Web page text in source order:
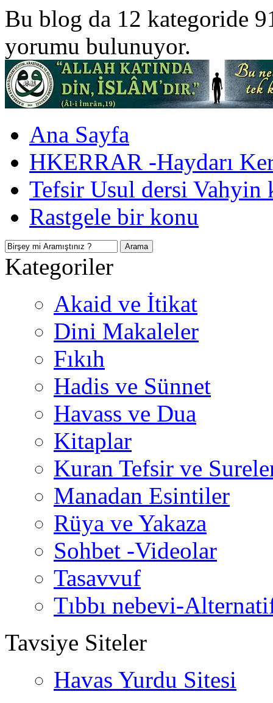
Bu blog da 12 kategoride
yorumu bulunuyor.
Ana Sayfa
HKERRAR -Haydarı
Tefsir Usul dersi Vahyin
Rastgele bir konu
Kategoriler
Akaid ve İtikat
Dini Makaleler
Fıkıh
Hadis ve Sünnet
Havass ve Dua
Kitaplar
Kuran Tefsir ve
Manadan Esintiler
Rüya ve Yakaza
Sohbet -Videolar
Tasavvuf
Tıbbı nebevi-
Tavsiye Siteler
Havas Yurdu Sitesi